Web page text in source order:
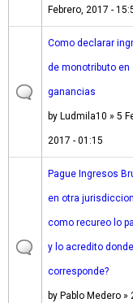
Febrero, 2017 -
Como declarar
de monotributo en
ganancias
by Ludmila10 » 5
2017 - 01:15
Pague Ingresos
en otra
como recureo lo
y lo acredito donde
corresponde?
by Pablo Medero »